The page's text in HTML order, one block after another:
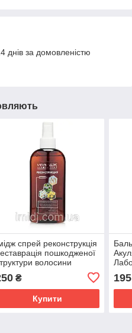
днів за домовленістю
спрей реконструкція
пошкодженої
волосини
₴
Купити
195